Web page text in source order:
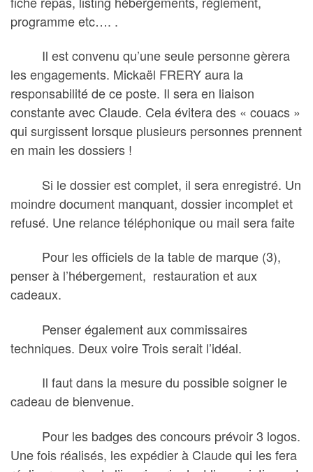
programme etc…. .
Il est convenu qu’une seule personne gèrera
les engagements. Mickaël FRERY aura la
responsabilité de ce poste. Il sera en liaison
constante avec Claude. Cela évitera des « couacs »
qui surgissent lorsque plusieurs personnes prennent
en main les dossiers !
Si le dossier est complet, il sera enregistré. Un
moindre document manquant, dossier incomplet et
refusé. Une relance téléphonique ou mail sera faite
Pour les officiels de la table de marque (3),
penser à l’hébergement, restauration et aux
cadeaux.
Penser également aux commissaires
techniques. Deux voire Trois serait l’idéal.
Il faut dans la mesure du possible soigner le
cadeau de bienvenue.
Pour les badges des concours prévoir 3 logos.
Une fois réalisés, les expédier à Claude qui les fera